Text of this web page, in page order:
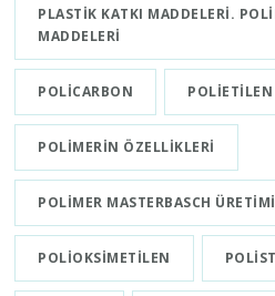
PLASTIK KATKI MADDELERI.
MADDELERI
POLICARBON POLIETILEN
POLIMERIN ÖZELLIKLERI
POLIMER MASTERBASCH ÜRETIMI
POLIOKSIMETILEN